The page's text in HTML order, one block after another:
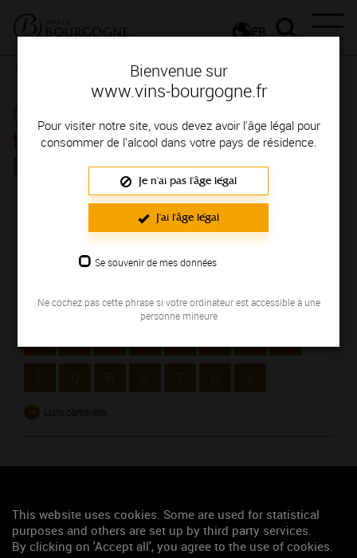
Bienvenue sur
www.vins-bourgogne.fr
Pour visiter notre site, vous devez avoir l'âge légal pour
consommer de l'alcool dans votre pays de résidence.
Je n'ai pas l'âge légal
J'ai l'âge légal
Se souvenir de mes données
Ne cochez pas cette phrase si votre ordinateur est accessible à une
personne mineure
FR
Glossaire : la définition des
termes pour parler des vins de
Bourgogne commençant par E.
INDEX
obtenir la définition.
# A B C D E F G
P Q R S T U
RECHERCHEZ
This website uses cookies. Some are used for statistical
purposes and others are set up by third party services.
By clicking on 'Accept all', you agree to the use of cookies.